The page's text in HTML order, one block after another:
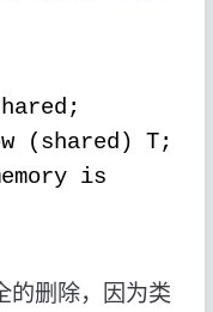
(shared) T;
is
的删除，因为类